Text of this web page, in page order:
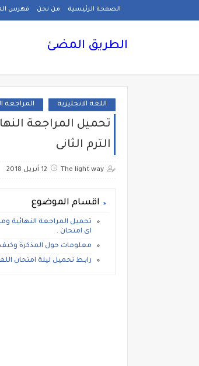
الصفحة الرئيسية من نحن فهرس
الطريق المضئ
اللغة الانجليزية المراجعة
تحميل المراجعة
الترم الثانى
The light way 12 أبريل 2018
اقسام الموضوع
تحميل المراجعة النهائية
اى امتحان .
معلومات حول المذكرة
رابـط تحميل ليلة امتحان